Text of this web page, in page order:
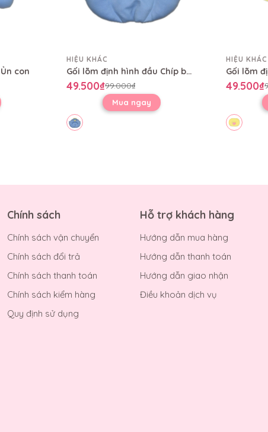
con
HIỆU KHÁC
Gối lõm định hình đầu Chíp bông
49.500₫99.000₫
Mua ngay
HIỆU KHÁC
Gối lõm
49.500₫
Chính sách
Chính sách vận chuyển
Chính sách đổi trả
Chính sách thanh toán
Chính sách kiểm hàng
Quy định sử dụng
Hỗ trợ khách hàng
Hướng dẫn mua hàng
Hướng dẫn thanh toán
Hướng dẫn giao nhận
Điều khoản dịch vụ